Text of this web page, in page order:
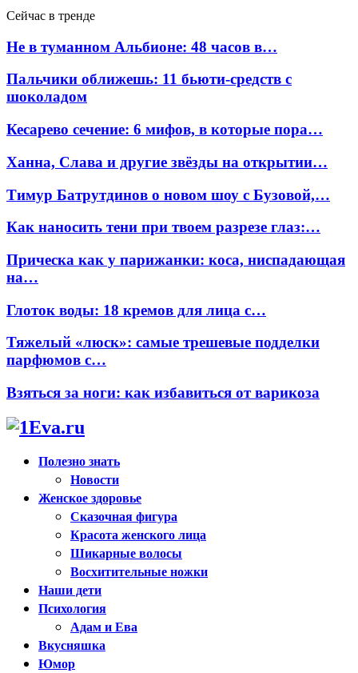
Сейчас в тренде
Не в туманном Альбионе: 48 часов в…
Пальчики оближешь: 11 бьюти-средств с
шоколадом
Кесарево сечение: 6 мифов, в которые пора…
Ханна, Слава и другие звёзды на открытии…
Тимур Батрутдинов о новом шоу с Бузовой,…
Как наносить тени при твоем разрезе глаз:…
Прическа как у парижанки: коса, ниспадающая
на…
Глоток воды: 18 кремов для лица с…
Тяжелый «люск»: самые трешевые подделки
парфюмов с…
Взяться за ноги: как избавиться от варикоза
Полезно знать
Новости
Женское здоровье
Сказочная фигура
Красота женского лица
Шикарные волосы
Восхитительные ножки
Наши дети
Психология
Адам и Ева
Вкусняшка
Юмор